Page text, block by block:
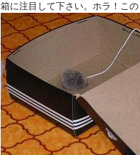
箱に注目して下さい。ホラ！こ